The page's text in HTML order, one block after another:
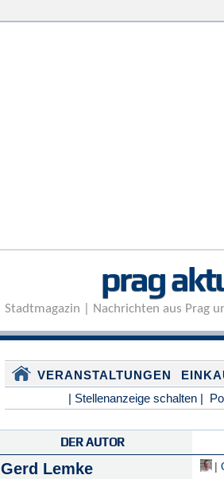
prag
Stadtmagazin | Nachrichten aus Prag
VERANSTALTUNGEN
| Stellenanzeige schalten |
DER AUTOR
Gerd Lemke |